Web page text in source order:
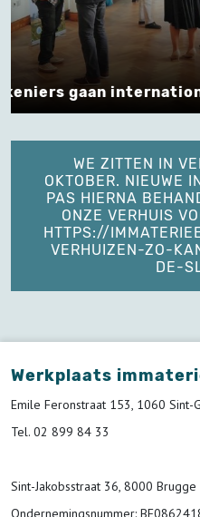
De Ommegang van
stripverhaal
WE ZITTEN IN
OKTOBER. NIEUWE
PAS HIERNA
ONZE VERHUIS
HTTPS://
VERHUIZEN-ZO-
DE-
Werkplaats
Emile Feronstraat 153, 1060 Sint-
Tel. 02 899 84 33
Sint-Jakobsstraat 36, 8000
Ondernemingsnummer: